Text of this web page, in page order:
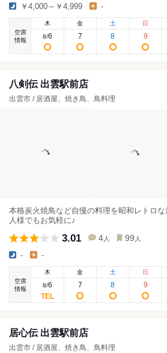
￥4,000～￥4,999 -
空席
情報
木
8/6
金
7
土
8
日
9
八剣伝 出雲駅前店
出雲市 / 居酒屋、焼き鳥、鳥料理
本格炭火焼鳥など自慢の料理を昭和レトロ
人様でもお気軽に♪
3.01 4 人 99 人
- -
空席
情報
木
8/6
金
7
土
8
日
9
居心伝 出雲駅前店
出雲市 / 居酒屋、焼き鳥、鳥料理